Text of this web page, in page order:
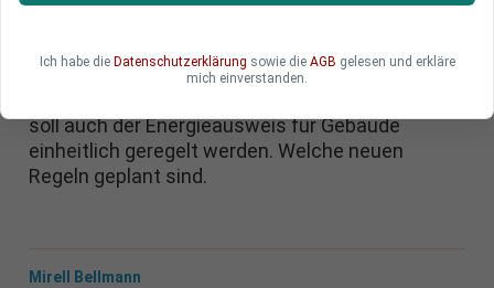
reformierte EU-Gebäuderichtlinie legt EU-weit
soll auch der Energieausweis für Gebäude
einheitlich geregelt werden. Welche neuen
Regeln geplant sind.
Mirell Bellmann
Ich habe die Datenschutzerklärung sowie die AGB gelesen und erkläre
mich einverstanden.